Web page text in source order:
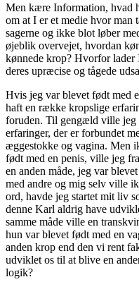
Men kære Information, hvad
om at I er et medie hvor
sagerne og ikke blot løber
øjeblik overvejet, hvordan
kønnede krop? Hvorfor
deres upræcise og tågede
Hvis jeg var blevet født med
haft en række kropslige
foruden. Til gengæld ville
erfaringer, der er forbundet
æggestokke og vagina. Men
født med en penis, ville jeg
en anden måde, jeg var
med andre og mig selv ville
ord, havde jeg startet mit liv
denne Karl aldrig have
samme måde ville en
hun var blevet født med en
anden krop end den vi rent
udviklet os til at blive en
logik?